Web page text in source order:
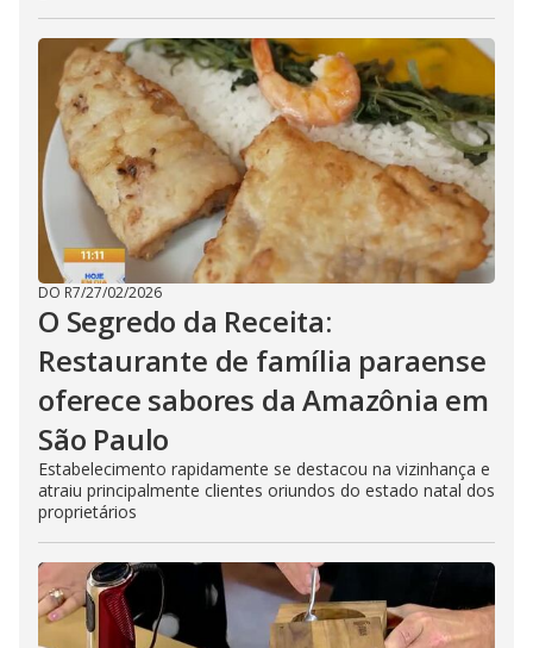
DO R7/27/02/2026
O Segredo da Receita:
Restaurante de família paraense
oferece sabores da Amazônia em
São Paulo
Estabelecimento rapidamente se destacou na vizinhança e
atraiu principalmente clientes oriundos do estado natal dos
proprietários